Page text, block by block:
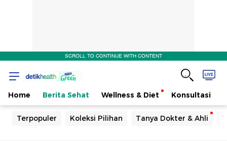
SCROLL TO CONTINUE WITH CONTENT
Home Berita Sehat Wellness & Diet Konsultasi
Terpopuler Koleksi Pilihan Tanya Dokter & Ahli